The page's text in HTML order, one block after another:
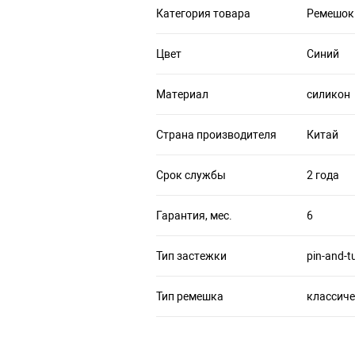
Категория товара Ремешок
Цвет Синий
Материал силикон
Страна производителя Китай
Срок службы 2 года
Гарантия, мес. 6
Тип застежки pin-and-
Тип ремешка